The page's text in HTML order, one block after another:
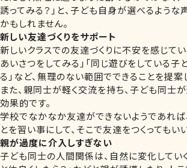
誘ってみる？」と、子ども自身が選べるような
かもしれません。
新しい友達づくりをサポート
新しいクラスでの友達づくりに不安を感じてい
あいさつをしてみる」「同じ遊びをしている子
る」など、無理のない範囲でできることを提案
また、親同士が軽く交流を持ち、子ども同士
効果的です。
学校でなかなか友達ができないようであれば
とを習い事にして、そこで友達をつくってもい
親が過度に介入しすぎない
子ども同士の人間関係は、自然に変化してい